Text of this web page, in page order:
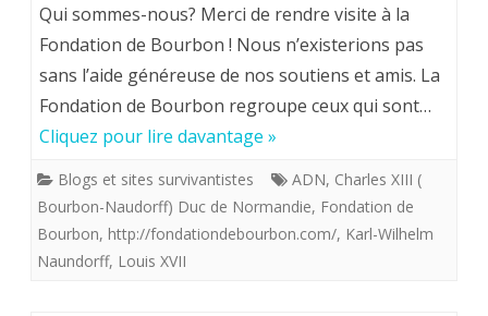
Fondation
de
Bourbon
de
Charles
Qui sommes-nous? Merci de rendre visite à la
Fondation de Bourbon ! Nous n’existerions pas
sans l’aide généreuse de nos soutiens et amis. La
Fondation de Bourbon regroupe ceux qui sont…
Cliquez pour lire davantage »
Blogs et sites survivantistes ADN, Charles XIII (
Bourbon-Naudorff) Duc de Normandie, Fondation de
Bourbon, http://fondationdebourbon.com/, Karl-Wilhelm
Naundorff, Louis XVII